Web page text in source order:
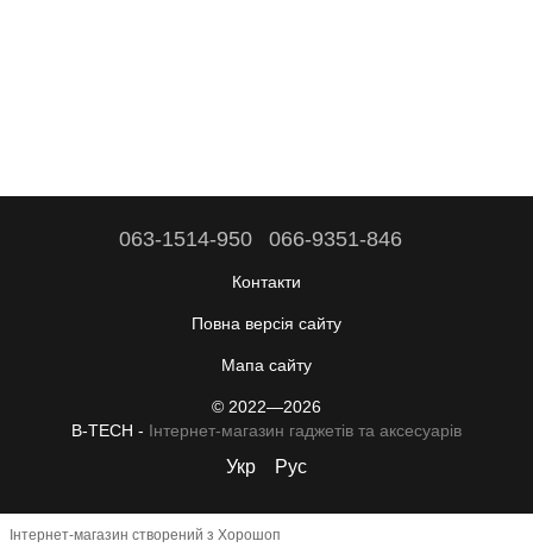
063-1514-950 066-9351-846
Контакти
Повна версія сайту
Мапа сайту
© 2022—2026
B-TECH - Інтернет-магазин гаджетів та аксесуарів
Укр Рус
Інтернет-магазин створений з Хорошоп